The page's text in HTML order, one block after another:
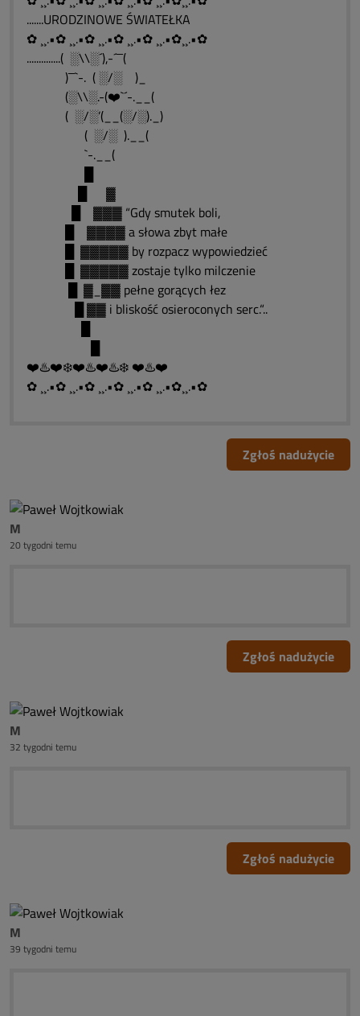
.......URODZINOWE ŚWIATEŁKA
✿ ¸¸.•✿ ¸¸.•✿ ¸¸.•✿ ¸¸.•✿ ¸¸.•✿¸¸.•✿
..............( ░\\░´),-´¯¯(
)¯¯`-. ( ░/░ )_
(░\\░.-(❤️`´-.__(
( ░/░’(__(░/░)._)
( ░/░ ).__(
`-.__(
█ ▓
█ ▓▓▓ “Gdy smutek boli,
█ ▓▓▓▓ a słowa zbyt małe
█ ▓▓▓▓▓ by rozpacz wypowiedzieć
█ ▓▓▓▓▓ zostaje tylko milczenie
█ ▓_▓▓ pełne gorących łez
█ ▓▓ i bliskość osieroconych serc.“..
❤️♨️❤️❄️❤️♨️❤️♨️❄️ ❤️♨️❤️
✿ ¸¸.•✿ ¸¸.•✿ ¸¸.•✿ ¸¸.•✿ ¸¸.•✿¸¸.•✿
Zgłoś nadużycie
M
20 tygodni temu
Zgłoś nadużycie
M
32 tygodni temu
Zgłoś nadużycie
M
39 tygodni temu